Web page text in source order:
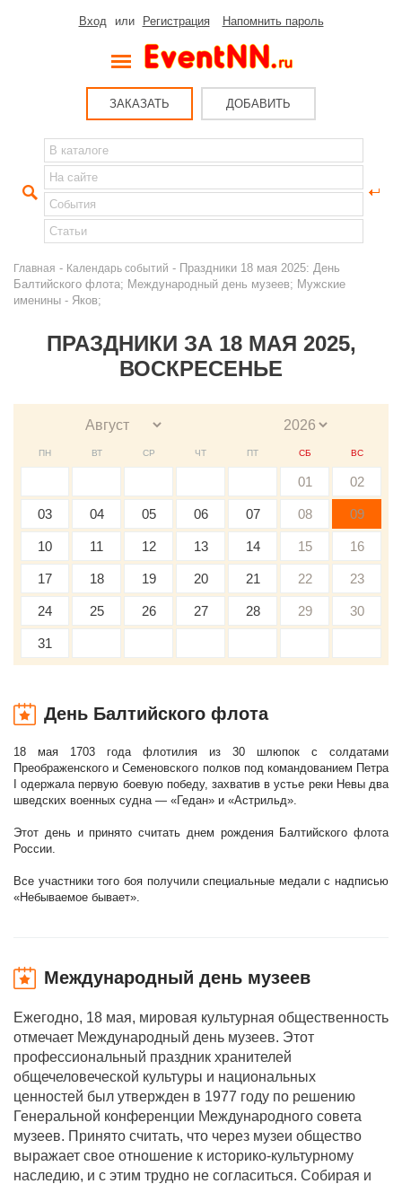
Вход или Регистрация Напомнить пароль
ЗАКАЗАТЬ ДОБАВИТЬ
Главная - Календарь событий - Праздники 18 мая 2025: День
Балтийского флота; Международный день музеев; Мужские
именины - Яков;
ПРАЗДНИКИ ЗА 18 МАЯ 2025,
ВОСКРЕСЕНЬЕ
ПН ВТ СР ЧТ ПТ СБ ВС
01 02
03 04 05 06 07 08 09
10 11 12 13 14 15 16
17 18 19 20 21 22 23
24 25 26 27 28 29 30
31
День Балтийского флота
18 мая 1703 года флотилия из 30 шлюпок с солдатами
Преображенского и Семеновского полков под командованием Петра
I одержала первую боевую победу, захватив в устье реки Невы два
шведских военных судна — «Гедан» и «Астрильд».
Этот день и принято считать днем рождения Балтийского флота
России.
Все участники того боя получили специальные медали с надписью
«Небываемое бывает».
Международный день музеев
Ежегодно, 18 мая, мировая культурная общественность
отмечает Международный день музеев. Этот
профессиональный праздник хранителей
общечеловеческой культуры и национальных
ценностей был утвержден в 1977 году по решению
Генеральной конференции Международного совета
музеев. Принято считать, что через музеи общество
выражает свое отношение к историко-культурному
наследию, и с этим трудно не согласиться. Собирая и